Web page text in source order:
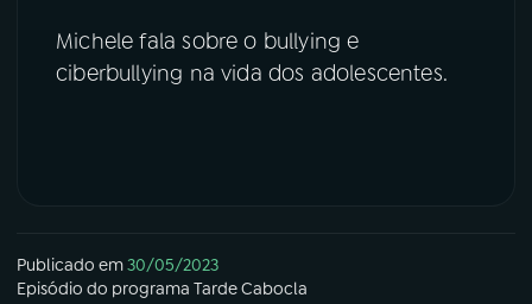
YouTube Facebook
Michele fala sobre o bullying e
ciberbullying na vida dos adolescentes.
Publicado em30/05/2023
Episódio do programa Tarde Cabocla